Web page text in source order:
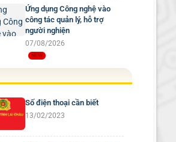
Ứng dụng Công nghệ vào
công tác quản lý, hỗ trợ
người nghiện
07/08/2026
Số điện thoại cần biết
13/02/2023